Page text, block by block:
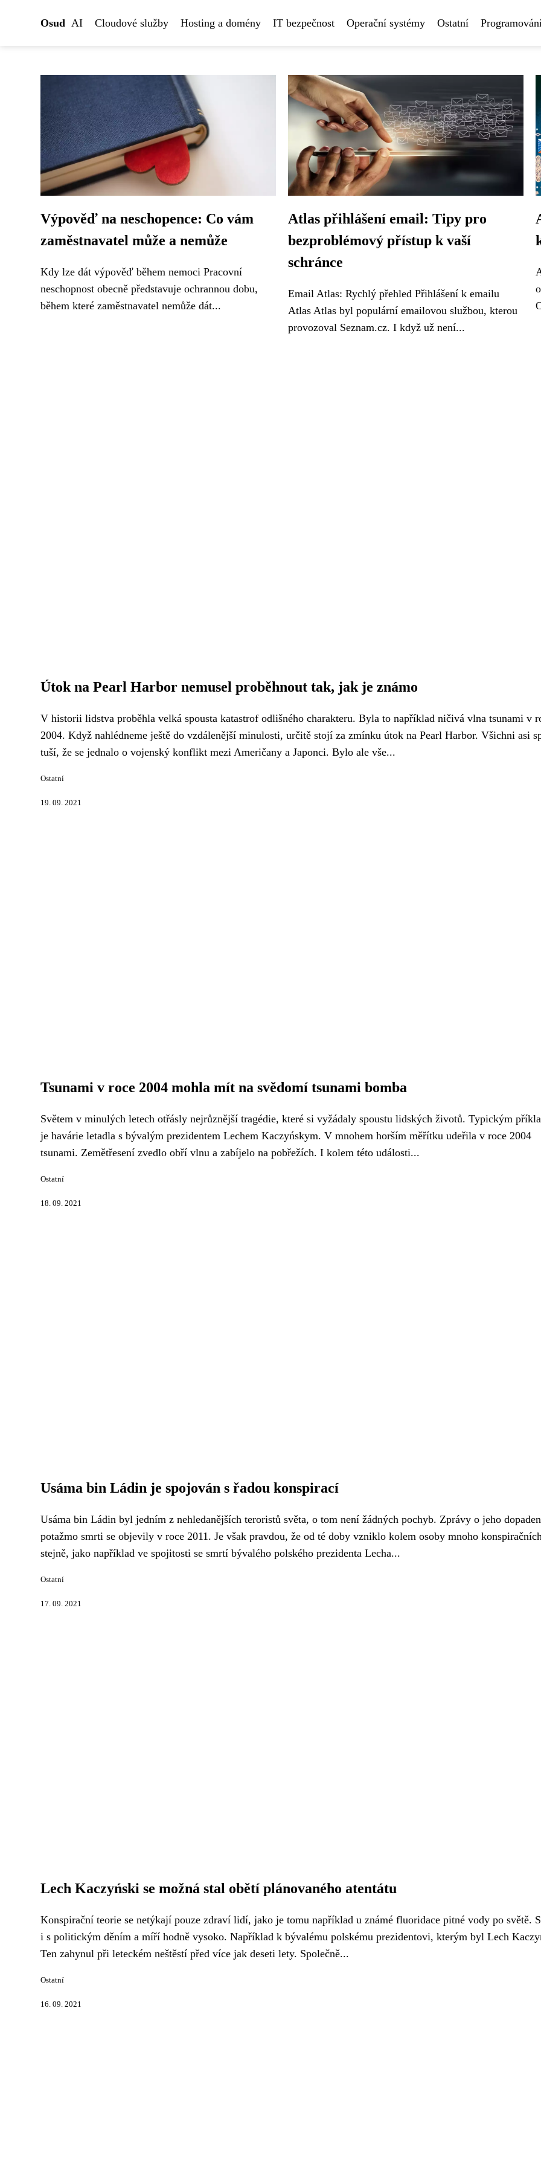
Osud AI Cloudové služby Hosting a domény IT bezpečnost Operační systémy Ostatní
Výpověď na neschopence: Co vám
zaměstnavatel může a nemůže
Kdy lze dát výpověď během nemoci Pracovní
neschopnost obecně představuje ochrannou dobu,
během které zaměstnavatel nemůže dát...
Atlas přihlášení email: Tipy pro
bezproblémový přístup k vaší
schránce
Email Atlas: Rychlý přehled Přihlášení k emailu
Atlas Atlas byl populární emailovou službou, kterou
provozoval Seznam.cz. I když už není...
Útok na Pearl Harbor nemusel proběhnout tak, jak je známo
V historii lidstva proběhla velká spousta katastrof odlišného charakteru. Byla to například ničivá vlna tsunami v
2004. Když nahlédneme ještě do vzdálenější minulosti, určitě stojí za zmínku útok na Pearl Harbor. Všichni asi
tuší, že se jednalo o vojenský konflikt mezi Američany a Japonci. Bylo ale vše...
Ostatní
19. 09. 2021
Tsunami v roce 2004 mohla mít na svědomí tsunami bomba
Světem v minulých letech otřásly nejrůznější tragédie, které si vyžádaly spoustu lidských životů. Typickým
je havárie letadla s bývalým prezidentem Lechem Kaczyńskym. V mnohem horším měřítku udeřila v roce 2004
tsunami. Zemětřesení zvedlo obří vlnu a zabíjelo na pobřežích. I kolem této události...
Ostatní
18. 09. 2021
Usáma bin Ládin je spojován s řadou konspirací
Usáma bin Ládin byl jedním z nehledanějších teroristů světa, o tom není žádných pochyb. Zprávy o jeho
potažmo smrti se objevily v roce 2011. Je však pravdou, že od té doby vzniklo kolem osoby mnoho
stejně, jako například ve spojitosti se smrtí bývalého polského prezidenta Lecha...
Ostatní
17. 09. 2021
Lech Kaczyński se možná stal obětí plánovaného atentátu
Konspirační teorie se netýkají pouze zdraví lidí, jako je tomu například u známé fluoridace pitné vody po světě.
i s politickým děním a míří hodně vysoko. Například k bývalému polskému prezidentovi, kterým byl Lech
Ten zahynul při leteckém neštěstí před více jak deseti lety. Společně...
Ostatní
16. 09. 2021